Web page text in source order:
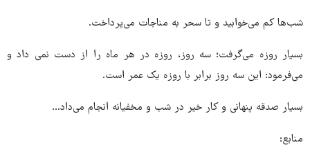
شب‌ها کم می‌خوابید و تا سحر به مناجات می‌پرداخت.
بسیار روزه می‌گرفت؛ سه روز، روزه در هر ماه را از دست نمی داد و
می‌فرمود: این سه روز برابر با روزه یک عمر است.
بسیار صدقه پنهانی و کار خیر در شب و مخفیانه انجام می‌داد...
منابع: